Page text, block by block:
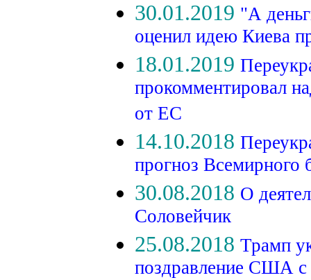
30.01.2019 "А
оценил идею Киева
18.01.2019
прокомментировал
от ЕС
14.10.2018
прогноз Всемирного
30.08.2018 О
Соловейчик
25.08.2018 Трамп
поздравление США